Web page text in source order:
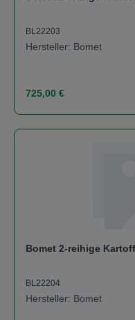
BL22203
Hersteller: Bomet
Regulärer Preis:
725,00 €
Bomet 2-reihige
BL22204
Hersteller: Bomet